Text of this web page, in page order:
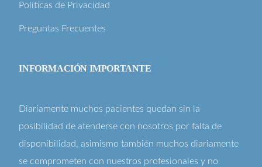
Políticas de Privacidad
Preguntas Frecuentes
INFORMACIÓN IMPORTANTE
Diariamente muchos pacientes quedan sin la
posibilidad de atenderse con nosotros por falta de
disponibilidad, asimismo también muchos diariamente
se comprometen con nuestros profesionales y no